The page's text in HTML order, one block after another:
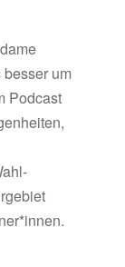
um
Podcast